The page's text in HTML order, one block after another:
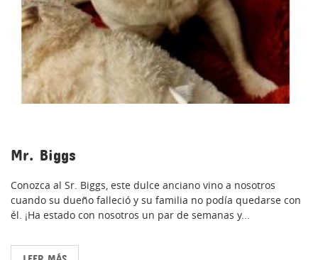
Mr. Biggs
Conozca al Sr. Biggs, este dulce anciano vino a nosotros
cuando su dueño falleció y su familia no podía quedarse con
él. ¡Ha estado con nosotros un par de semanas y...